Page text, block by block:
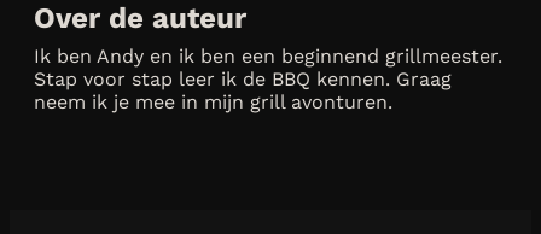
Over de auteur
Ik ben Andy en ik ben een beginnend grillmeester.
Stap voor stap leer ik de BBQ kennen. Graag
neem ik je mee in mijn grill avonturen.